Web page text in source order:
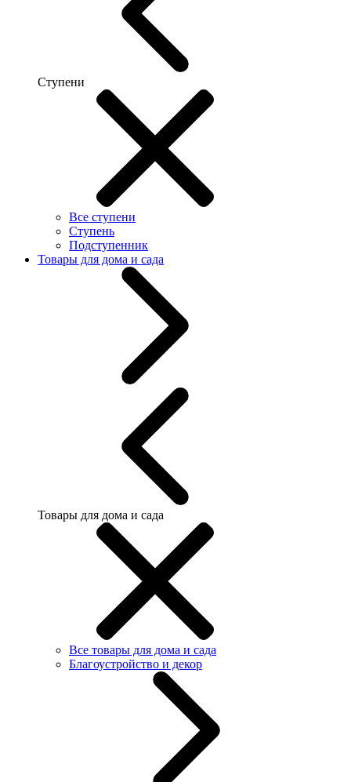
Ступени
Все ступени
Ступень
Подступенник
Товары для дома и сада
Товары для дома и сада
Все товары для дома и сада
Благоустройство и декор